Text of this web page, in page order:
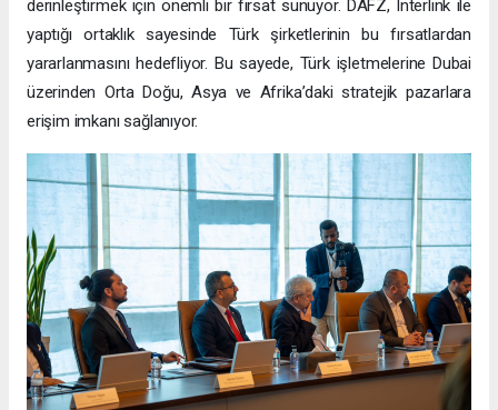
derinleştirmek için önemli bir fırsat sunuyor. DAFZ, Interlink ile
yaptığı ortaklık sayesinde Türk şirketlerinin bu fırsatlardan
yararlanmasını hedefliyor. Bu sayede, Türk işletmelerine Dubai
üzerinden Orta Doğu, Asya ve Afrika’daki stratejik pazarlara
erişim imkanı sağlanıyor.